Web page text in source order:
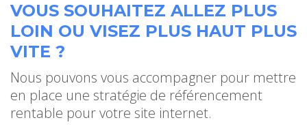
VOUS SOUHAITEZ ALLEZ PLUS
LOIN OU VISEZ PLUS HAUT PLUS
VITE ?
Nous pouvons vous accompagner pour mettre
en place une stratégie de référencement
rentable pour votre site internet.